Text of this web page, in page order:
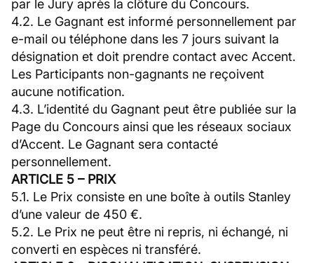
par le Jury après la clôture du Concours.
4.2. Le Gagnant est informé personnellement par
e-mail ou téléphone dans les 7 jours suivant la
désignation et doit prendre contact avec Accent.
Les Participants non-gagnants ne reçoivent
aucune notification.
4.3. L’identité du Gagnant peut être publiée sur la
Page du Concours ainsi que les réseaux sociaux
d’Accent. Le Gagnant sera contacté
personnellement.
ARTICLE 5 – PRIX
5.1. Le Prix consiste en une boîte à outils Stanley
d’une valeur de 450 €.
5.2. Le Prix ne peut être ni repris, ni échangé, ni
converti en espèces ni transféré.